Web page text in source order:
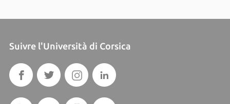
Suivre l'Università di Corsica